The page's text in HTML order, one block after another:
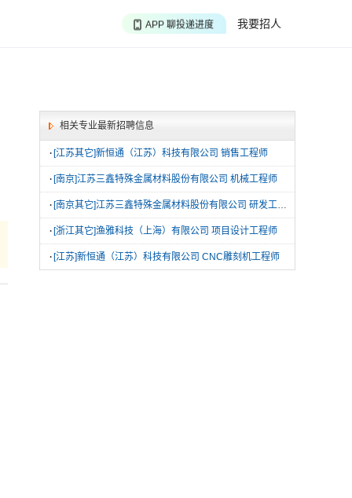
我要招人
APP 聊投递进度
相关专业最新招聘信息
· [江苏其它]新恒通（江苏）科技有限公司 销售工程师
· [南京]江苏三鑫特殊金属材料股份有限公司 机械工程师
· [南京其它]江苏三鑫特殊金属材料股份有限公司 研发工程师
· [浙江其它]渔雅科技（上海）有限公司 项目设计工程师
· [江苏]新恒通（江苏）科技有限公司 CNC雕刻机工程师